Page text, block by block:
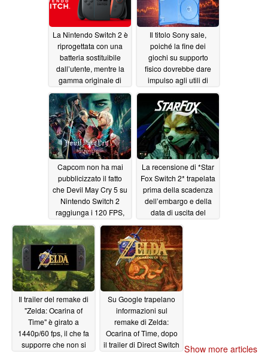
La Nintendo Switch 2 è
riprogettata con una
batteria sostituibile
dall’utente, mentre la
gamma originale di
Switch viene ritirata dal
mercato europeo
07/07/2026
Il titolo Sony sale,
poiché la fine dei
giochi su supporto
fisico dovrebbe dare
impulso agli utili di
PlayStation07/03/2026
Capcom non ha mai
pubblicizzato il fatto
che Devil May Cry 5 su
Nintendo Switch 2
raggiunga i 120 FPS,
superando le
prestazioni della
versione per PS4
06/28/2026
La recensione di *Star
Fox Switch 2* trapelata
prima della scadenza
dell’embargo e della
data di uscita del
remake06/24/2026
Il trailer del remake di
"Zelda: Ocarina of
Time" è girato a
1440p/60 fps, il che fa
supporre che non si
Su Google trapelano
informazioni sul
remake di Zelda:
Ocarina of Time, dopo
il trailer di Direct Switch Show more articles